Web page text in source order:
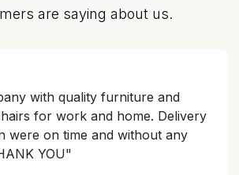
are saying about us.
with quality furniture and
for work and home. Delivery
were on time and without any
YOU"